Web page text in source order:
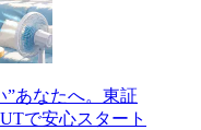
”あなたへ。東証
で安心スタート